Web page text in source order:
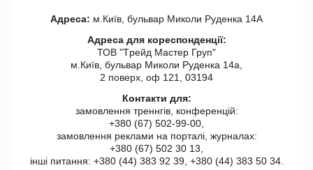
Адреса: м.Київ, бульвар Миколи Руденка 14А
Адреса для кореспонденції:
ТОВ "Tрейд Мастер Груп"
м.Київ, бульвар Миколи Руденка 14а,
2 поверх, оф 121, 03194
Контакти для:
замовлення треннгів, конференцій:
+380 (67) 502-99-00,
замовлення реклами на порталі, журналах:
+380 (67) 502 30 13,
інші питання: +380 (44) 383 92 39, +380 (44) 383 50 34.